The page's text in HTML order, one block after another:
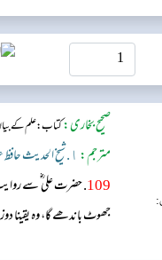
صحیح بخاری:کتاب: علم کے
مترجم: ١. شیخ الحدیث حافظ عبد الستار حماد (دار السلام)
109 . حضرت علی ؓ سے
جھوٹ باندھے گا، وہ یقینا